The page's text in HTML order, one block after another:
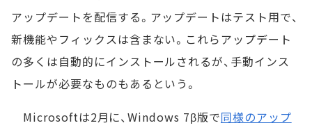
アップデートを配信する。アップデートはテスト用で、
新機能やフィックスは含まない。これらアップデート
の多くは自動的にインストールされるが、手動インス
トールが必要なものもあるという。
Microsoftは2月に、Windows 7β版で同様のアップ